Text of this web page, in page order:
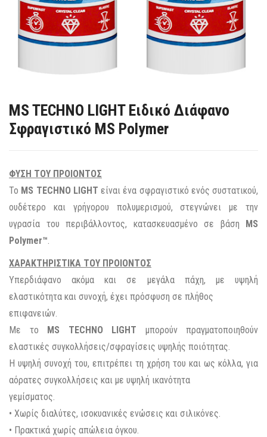
MS TECHNO LIGHT Ειδικό Διάφανο
Σφραγιστικό MS Polymer
ΦΥΣΗ ΤΟΥ ΠΡΟΙΟΝΤΟΣ
To MS TECHNO LIGHT είναι ένα σφραγιστικό ενός συστατικού,
ουδέτερο και γρήγορου πολυμερισμού, στεγνώνει με την
υγρασία του περιβάλλοντος, κατασκευασμένο σε βάση MS
Polymer™.
ΧΑΡΑΚΤΗΡΙΣΤΙΚΑ ΤΟΥ ΠΡΟΙΟΝΤΟΣ
Υπερδιάφανο ακόμα και σε μεγάλα πάχη, με υψηλή
ελαστικότητα και συνοχή, έχει πρόσφυση σε πλήθος
επιφανειών.
Με το MS TECHNO LIGHT μπορούν πραγματοποιηθούν
ελαστικές συγκολλήσεις/σφραγίσεις υψηλής ποιότητας.
Η υψηλή συνοχή του, επιτρέπει τη χρήση του και ως κόλλα, για
αόρατες συγκολλήσεις και με υψηλή ικανότητα
γεμίσματος.
• Χωρίς διαλύτες, ισοκυανικές ενώσεις και σιλικόνες.
• Πρακτικά χωρίς απώλεια όγκου.